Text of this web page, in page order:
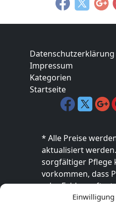
Datenschutzerklärung
Impressum
Kategorien
Startseite
* Alle Preise
aktualisiert
sorgfältiger Pflege
vorkommen, dass
oder Fehler
endgültige Preis